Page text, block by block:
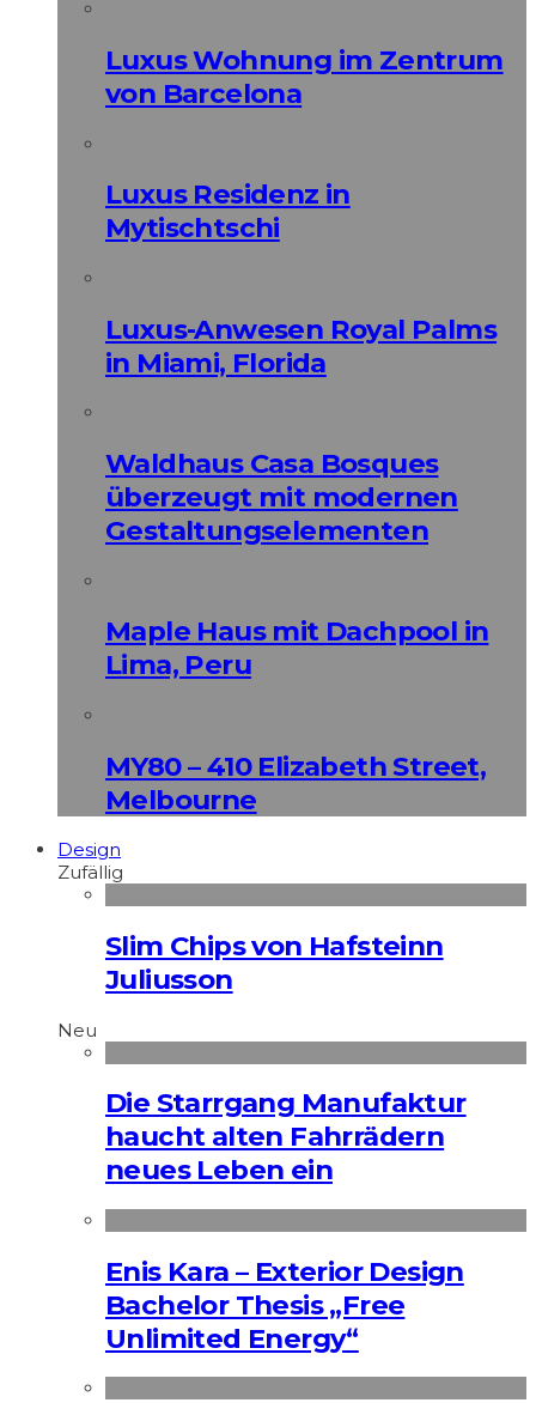
Luxus Wohnung im Zentrum
von Barcelona
Luxus Residenz in
Mytischtschi
Luxus-Anwesen Royal Palms
in Miami, Florida
Waldhaus Casa Bosques
überzeugt mit modernen
Gestaltungselementen
Maple Haus mit Dachpool in
Lima, Peru
MY80 – 410 Elizabeth Street,
Melbourne
Design
Zufällig
Slim Chips von Hafsteinn
Juliusson
Neu
Die Starrgang Manufaktur
haucht alten Fahrrädern
neues Leben ein
Enis Kara – Exterior Design
Bachelor Thesis „Free
Unlimited Energy“